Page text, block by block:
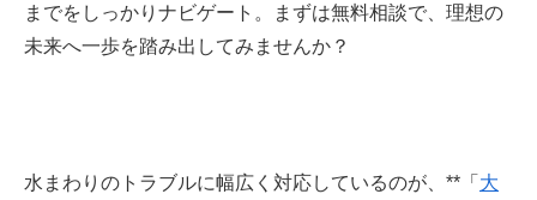
までをしっかりナビゲート。まずは無料相談で、理想の
未来へ一歩を踏み出してみませんか？
水まわりのトラブルに幅広く対応しているのが、**「 大